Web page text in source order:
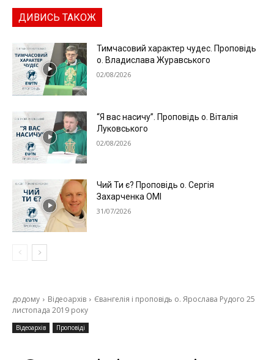
ДИВИСЬ ТАКОЖ
Тимчасовий характер чудес. Проповідь
о. Владислава Журавського
02/08/2026
“Я вас насичу”. Проповідь о. Віталія
Луковського
02/08/2026
Чий Ти є? Проповідь о. Сергія
Захарченка ОМІ
31/07/2026